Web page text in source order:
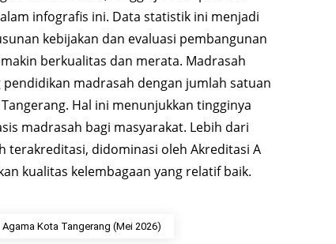
infografis ini. Data statistik ini menjadi
kebijakan dan evaluasi pembangunan
berkualitas dan merata. Madrasah
madrasah dengan jumlah satuan
Hal ini menunjukkan tingginya
madrasah bagi masyarakat. Lebih dari
terakreditasi, didominasi oleh Akreditasi A
kualitas kelembagaan yang relatif baik.
Kota Tangerang (Mei 2026)